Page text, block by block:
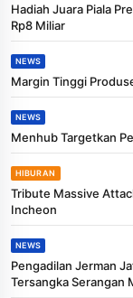
Hadiah Juara Piala
Rp8 Miliar
NEWS
Margin Tinggi
NEWS
Menhub Targetkan
HIBURAN
Tribute Massive
Incheon
NEWS
Pengadilan Jerman
Tersangka Serangan